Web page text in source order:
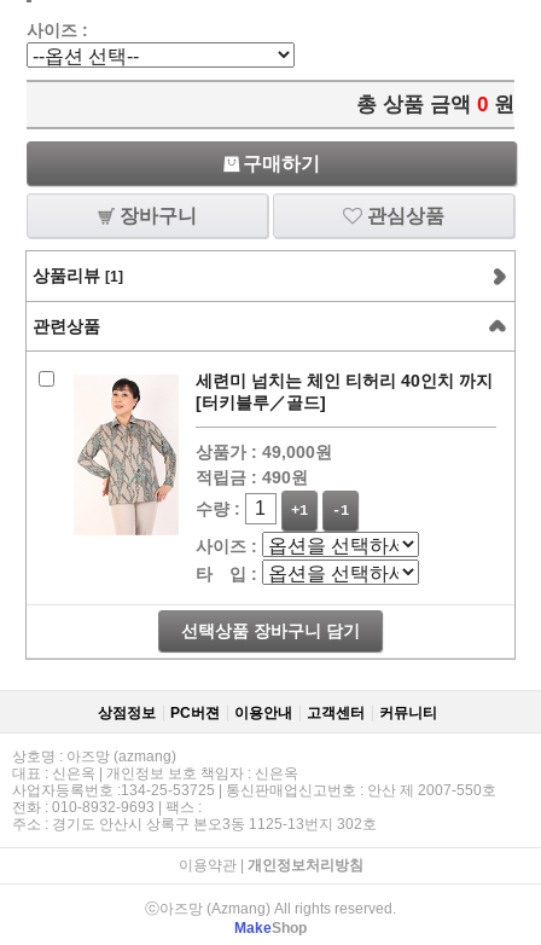
사이즈 :
총 상품 금액 0 원
구매하기
장바구니 관심상품
상품리뷰 [1]
관련상품
세련미 넘치는 체인 티허리 40인치 까지
[터키블루／골드]
상품가 : 49,000원
적립금 : 490원
수량 :
+1 -1
사이즈 :
타 입 :
선택상품 장바구니 담기
상점정보 PC버젼 이용안내 고객센터 커뮤니티
상호명 : 아즈망 (azmang)
대표 : 신은옥 | 개인정보 보호 책임자 : 신은옥
사업자등록번호 :134-25-53725 | 통신판매업신고번호 : 안산 제 2007-550호
전화 : 010-8932-9693 | 팩스 :
주소 : 경기도 안산시 상록구 본오3동 1125-13번지 302호
이용약관| 개인정보처리방침
ⓒ아즈망 (Azmang) All rights reserved.
MakeShop